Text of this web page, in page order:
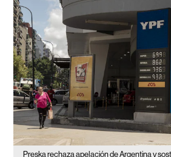
Preska rechaza apelación de Argentina y